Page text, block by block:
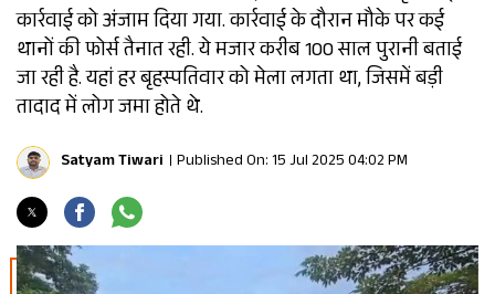
कार्रवाई को अंजाम दिया गया. कार्रवाई के दौरान मौके पर कई
थानों की फोर्स तैनात रही. ये मजार करीब 100 साल पुरानी बताई
जा रही है. यहां हर बृहस्पतिवार को मेला लगता था, जिसमें बड़ी
तादाद में लोग जमा होते थे.
Satyam Tiwari Published On: 15 Jul 2025 04:02 PM